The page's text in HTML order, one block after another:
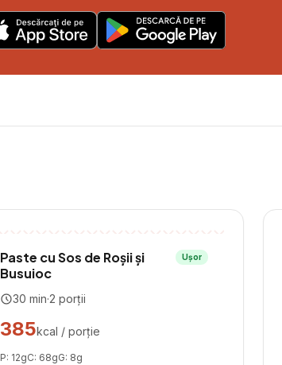
Paste cu Sos de Roșii și
Busuioc
Ușor
30 min·2 porții
385kcal / porție
P: 12gC: 68gG: 8g